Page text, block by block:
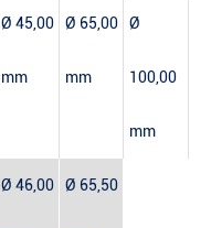
Ø 45,00
mm
Ø 65,00
mm
Ø
100,00
mm
Ø 46,00 Ø 65,50